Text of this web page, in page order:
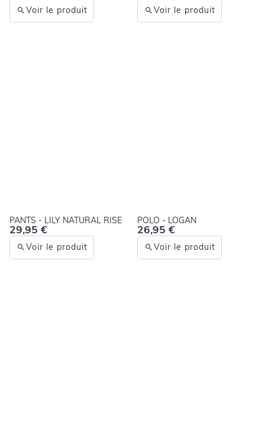
Voir le produit Voir le produit
PANTS - LILY NATURAL RISE
29,95 €
Voir le produit
POLO - LOGAN
26,95 €
Voir le produit